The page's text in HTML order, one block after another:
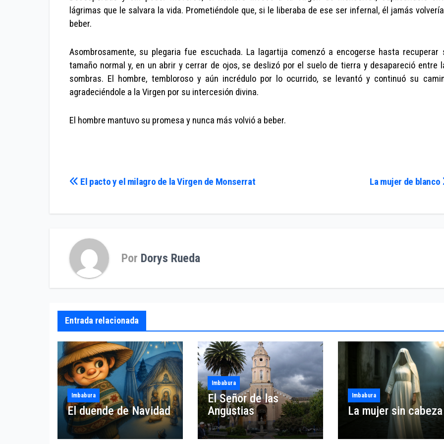
lágrimas que le salvara la vida. Prometiéndole que, si le liberaba de ese ser infernal, él jamás
beber.
Asombrosamente, su plegaria fue escuchada. La lagartija comenzó a encogerse hasta recuperar
tamaño normal y, en un abrir y cerrar de ojos, se deslizó por el suelo de tierra y desapareció entre
sombras. El hombre, tembloroso y aún incrédulo por lo ocurrido, se levantó y continuó su
agradeciéndole a la Virgen por su intercesión divina.
El hombre mantuvo su promesa y nunca más volvió a beber.
Navegación
La mujer de blanco
El pacto y el milagro de la Virgen de Monserrat
Por Dorys Rueda
Entrada relacionada
Imbabura
El duende de Navidad
Imbabura
El Señor de las
Angustias
Imbabura
La mujer sin cabeza